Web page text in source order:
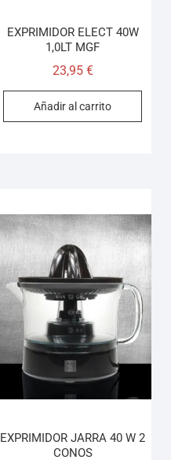
EXPRIMIDOR ELECT 40W
1,0LT MGF
23,95 €
Añadir al carrito
EXPRIMIDOR JARRA 40 W 2
CONOS